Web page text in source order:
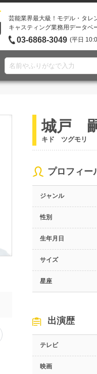
芸能業界最大級！モデル・タレ
キャスティング業務用データベ
03-6868-3049 (平日
城戸
キド ツグモリ
プロフィー
ジャンル
性別
生年月日
サイズ
星座
出演歴
テレビ
映画